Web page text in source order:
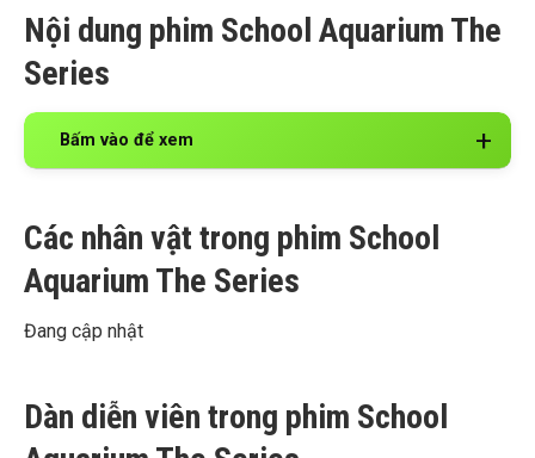
Nội dung phim School Aquarium The
Series
Bấm vào để xem
Các nhân vật trong phim School
Aquarium The Series
Đang cập nhật
Dàn diễn viên trong phim School